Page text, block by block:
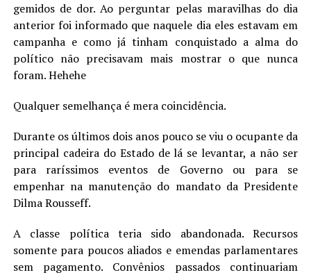
gemidos de dor. Ao perguntar pelas maravilhas do dia
anterior foi informado que naquele dia eles estavam em
campanha e como já tinham conquistado a alma do
político não precisavam mais mostrar o que nunca
foram. Hehehe
Qualquer semelhança é mera coincidência.
Durante os últimos dois anos pouco se viu o ocupante da
principal cadeira do Estado de lá se levantar, a não ser
para raríssimos eventos de Governo ou para se
empenhar na manutenção do mandato da Presidente
Dilma Rousseff.
A classe política teria sido abandonada. Recursos
somente para poucos aliados e emendas parlamentares
sem pagamento. Convênios passados continuariam